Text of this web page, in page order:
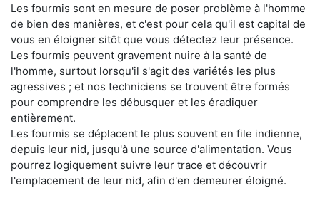
Les fourmis sont en mesure de poser problème à l'homme
de bien des manières, et c'est pour cela qu'il est capital de
vous en éloigner sitôt que vous détectez leur présence.
Les fourmis peuvent gravement nuire à la santé de
l'homme, surtout lorsqu'il s'agit des variétés les plus
agressives ; et nos techniciens se trouvent être formés
pour comprendre les débusquer et les éradiquer
entièrement.
Les fourmis se déplacent le plus souvent en file indienne,
depuis leur nid, jusqu'à une source d'alimentation. Vous
pourrez logiquement suivre leur trace et découvrir
l'emplacement de leur nid, afin d'en demeurer éloigné.